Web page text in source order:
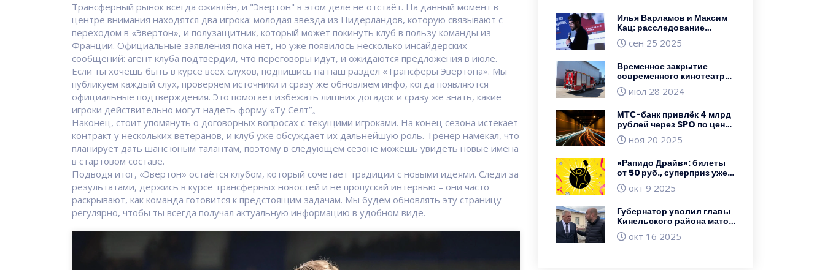
Трансферный рынок всегда оживлён, и "Эвертон" в этом деле не отстаёт. На данный момент в
центре внимания находятся два игрока: молодая звезда из Нидерландов, которую связывают с
переходом в «Эвертон», и полузащитник, который может покинуть клуб в пользу команды из
Франции. Официальные заявления пока нет, но уже появилось несколько инсайдерских
сообщений: агент клуба подтвердил, что переговоры идут, и ожидаются предложения в июле.
Если ты хочешь быть в курсе всех слухов, подпишись на наш раздел «Трансферы Эвертона». Мы
публикуем каждый слух, проверяем источники и сразу же обновляем инфо, когда появляются
официальные подтверждения. Это помогает избежать лишних догадок и сразу же знать, какие
игроки действительно могут надеть форму «Ту Селт”。
Наконец, стоит упомянуть о договорных вопросах с текущими игроками. На конец сезона истекает
контракт у нескольких ветеранов, и клуб уже обсуждает их дальнейшую роль. Тренер намекал, что
планирует дать шанс юным талантам, поэтому в следующем сезоне можешь увидеть новые имена
в стартовом составе.
Подводя итог, «Эвертон» остаётся клубом, который сочетает традиции с новыми идеями. Следи за
результатами, держись в курсе трансферных новостей и не пропускай интервью – они часто
раскрывают, как команда готовится к предстоящим задачам. Мы будем обновлять эту страницу
регулярно, чтобы ты всегда получал актуальную информацию в удобном виде.
Илья Варламов и Максим
Кац: расследование
нарушений фонда
«Городские проекты»
сен 25 2025
Временное закрытие
современного кинотеатра
в Смоленске из-за
технического сбоя
июл 28 2024
МТС-банк привлёк 4 млрд
рублей через SPO по цене
1380,5 руб. за акцию
ноя 20 2025
«Рапидо Драйв»: билеты
от 50 руб., суперприз уже
>7 млн ₽
окт 9 2025
Губернатор уволил главы
Кинельского района матом
за табличку ВОВ
окт 16 2025